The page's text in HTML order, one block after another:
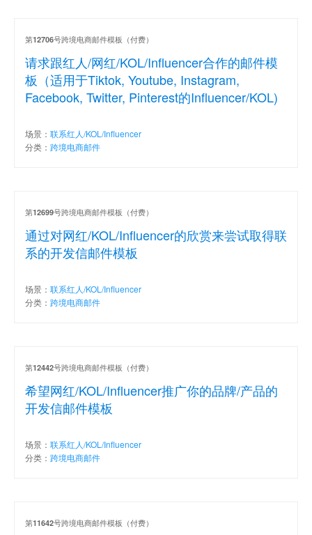
请求跟红人/网红/KOL/Influencer合作的邮件模
板（适用于Tiktok, Youtube, Instagram,
Facebook, Twitter, Pinterest的Influencer/KOL)
第12706号跨境电商邮件模板（付费）
场景： 联系红人/KOL/Influencer
分类： 跨境电商邮件
通过对网红/KOL/Influencer的欣赏来尝试取得联
系的开发信邮件模板
第12699号跨境电商邮件模板（付费）
场景： 联系红人/KOL/Influencer
分类： 跨境电商邮件
希望网红/KOL/Influencer推广你的品牌/产品的
开发信邮件模板
第12442号跨境电商邮件模板（付费）
场景： 联系红人/KOL/Influencer
分类： 跨境电商邮件
第11642号跨境电商邮件模板（付费）